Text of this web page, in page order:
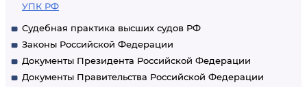
УПК РФ
Судебная практика высших судов РФ
Законы Российской Федерации
Документы Президента Российской Федерации
Документы Правительства Российской Федерации